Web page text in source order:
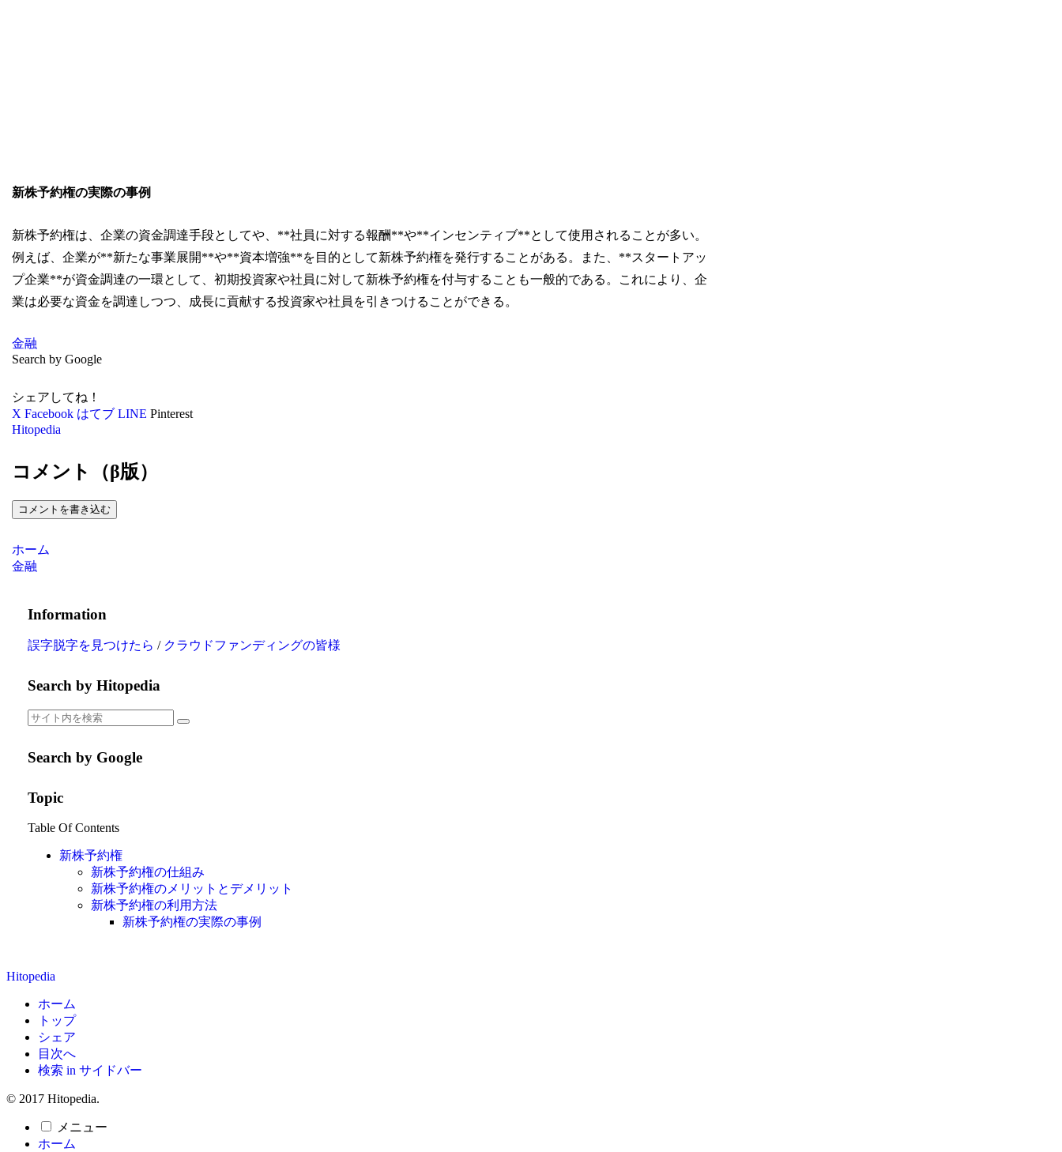
新株予約権の実際の事例
新株予約権は、企業の資金調達手段としてや、**社員に対する報酬**や**インセンティブ**として使用されることが多い。
例えば、企業が**新たな事業展開**や**資本増強**を目的として新株予約権を発行することがある。また、**スタートアッ
プ企業**が資金調達の一環として、初期投資家や社員に対して新株予約権を付与することも一般的である。これにより、企
業は必要な資金を調達しつつ、成長に貢献する投資家や社員を引きつけることができる。
金融
Search by Google
シェアしてね！
X Facebook はてブ LINE Pinterest
Hitopedia
コメント（β版）
コメントを書き込む
ホーム
金融
Information
誤字脱字を見つけたら / クラウドファンディングの皆様
Search by Hitopedia
Search by Google
Topic
Table Of Contents
新株予約権
新株予約権の仕組み
新株予約権のメリットとデメリット
新株予約権の利用方法
新株予約権の実際の事例
Hitopedia
ホーム
トップ
シェア
目次へ
検索 in サイドバー
© 2017 Hitopedia.
メニュー
ホーム